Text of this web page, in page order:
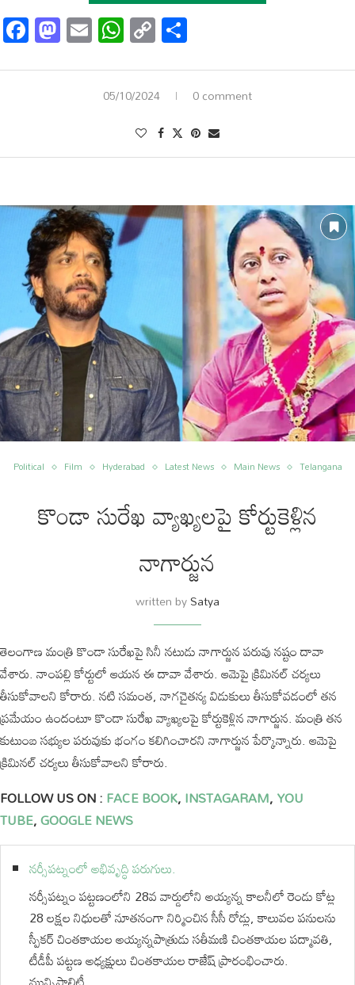
Facebook
Mastodon
EmailWhatsApp
Copy
Link
05/10/2024 0 comment
Political Film Hyderabad Latest News Main News Telangana
కొండా సురేఖ వ్యాఖ్యలపై కోర్టుకెళ్లిన
నాగార్జున
written bySatya
తెలంగాణ మంత్రి కొండా సురేఖపై సినీ నటుడు నాగార్జున పరువు నష్టం దావా
వేశారు. నాంపల్లి కోర్టులో ఆయన ఈ దావా వేశారు. ఆమెపై క్రిమినల్ చర్యలు
తీసుకోవాలని కోరారు. నటి సమంత, నాగచైతన్య విడుకులు తీసుకోవడంలో తన
ప్రమేయం ఉందంటూ కొండా సురేఖ వ్యాఖ్యలపై కోర్టుకెళ్లిన నాగార్జున. మంత్రి తన
కుటుంబ సభ్యుల పరువుకు భంగం కలిగించారని నాగార్జున పేర్కొన్నారు. ఆమెపై
క్రిమినల్ చర్యలు తీసుకోవాలని కోరారు.
FOLLOW US ON :FACE BOOK,INSTAGARAM,YOU
TUBE,GOOGLE NEWS
నర్సీపట్నంలో అభివృద్ధి పరుగులు.
నర్సీపట్నం పట్టణంలోని 28వ వార్డులోని అయ్యన్న కాలనీలో రెండు కోట్ల
28 లక్షల నిధులతో నూతనంగా నిర్మించిన సీసీ రోడ్లు, కాలువల పనులను
స్పీకర్ చింతకాయల అయ్యన్నపాత్రుడు సతీమణి చింతకాయల పద్మావతి,
టీడీపీ పట్టణ అధ్యక్షులు చింతకాయల రాజేష్ ప్రారంభించారు.